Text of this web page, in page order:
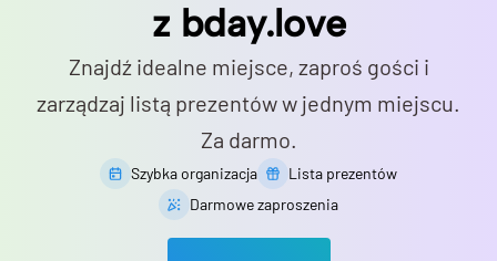
z bday.love
Znajdź idealne miejsce, zaproś gości i
zarządzaj listą prezentów w jednym miejscu.
Za darmo.
Szybka organizacja
Lista prezentów
Darmowe zaproszenia